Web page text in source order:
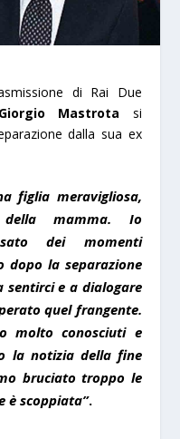
di Rai Due
Giorgio Mastrota si
dalla sua ex
figlia meravigliosa,
mamma. Io
dei momenti
dopo la separazione
sentirci e a dialogare
quel frangente.
molto conosciuti e
la notizia della fine
bruciato troppo le
è scoppiata”.